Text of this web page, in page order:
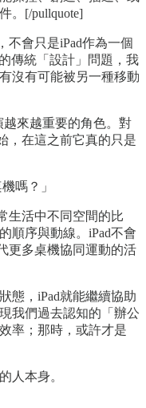
。[/pullquote]
不會只是iPad作為一個
的傳統「設計」問題，我
沒有可能被另一種移動
越來越重要的角色。對
，在這之前它真的只是
嗎？」
生活中不同空間的比
順序與動線。iPad不會
更多桌機協同運動的活
態，iPad就能繼續協助
我們過去認知的「辦公
率；那時，或許才是
人本身。